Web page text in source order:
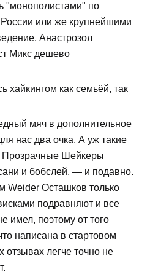
"монополистами" по
России или же крупнейшими
Анастрозол
Микс дешево
хайкингом как семьёй, так
мяч в дополнительное
нас два очка. А уж такие
Прозрачные Шейкеры
и бобслей, — и подавно.
Weider Осташков только
подравняют и все
имел, поэтому от того
написана в стартовом
отзывах легче точно не